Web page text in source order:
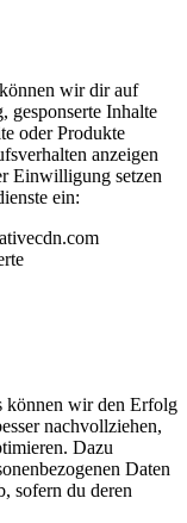
wir dir auf
gesponserte Inhalte
oder Produkte
anzeigen
Einwilligung setzen
ein:
können wir den Erfolg
nachvollziehen,
Dazu
Daten
sofern du deren